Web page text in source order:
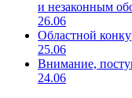
и незаконным
26.06
Областной
25.06
Внимание,
24.06